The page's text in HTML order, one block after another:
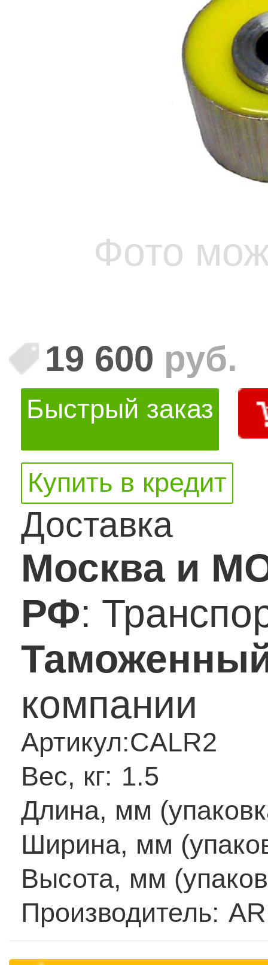
Фото
19 600 руб.
Быстрый заказ
Купить в кредит
Доставка
Москва и
РФ:
компании
Артикул:CALR2
Вес, кг: 1.5
Длина, мм
Ширина, мм
Высота, мм
Производитель: